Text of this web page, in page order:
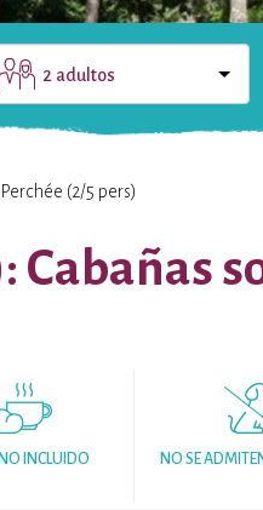
2 adultos
(2/5 pers)
Cabañas
INCLUIDO NO SE